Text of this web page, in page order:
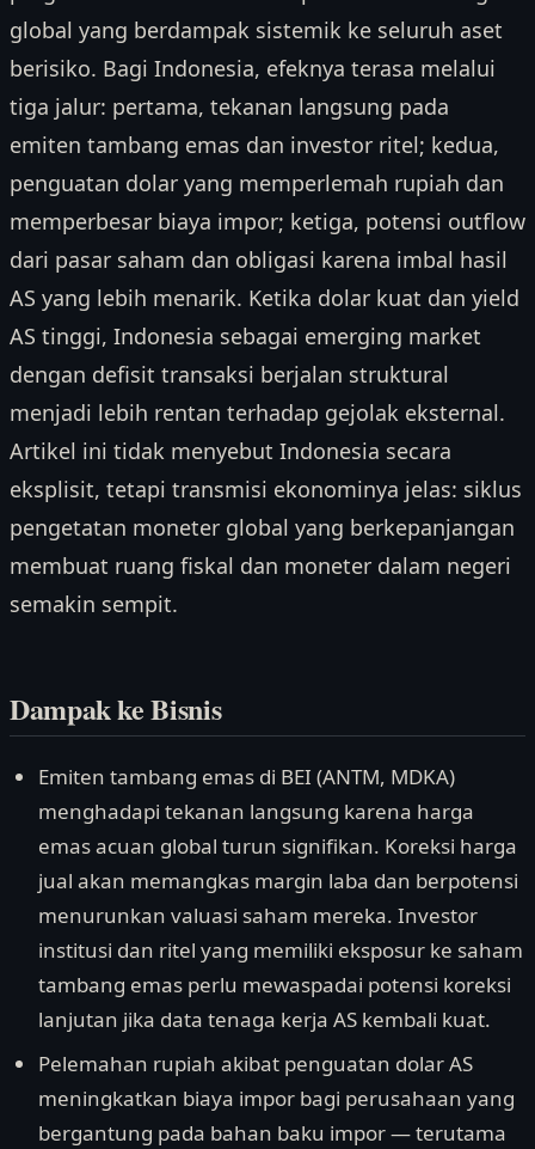
global yang berdampak sistemik ke seluruh aset
berisiko. Bagi Indonesia, efeknya terasa melalui
tiga jalur: pertama, tekanan langsung pada
emiten tambang emas dan investor ritel; kedua,
penguatan dolar yang memperlemah rupiah dan
memperbesar biaya impor; ketiga, potensi outflow
dari pasar saham dan obligasi karena imbal hasil
AS yang lebih menarik. Ketika dolar kuat dan yield
AS tinggi, Indonesia sebagai emerging market
dengan defisit transaksi berjalan struktural
menjadi lebih rentan terhadap gejolak eksternal.
Artikel ini tidak menyebut Indonesia secara
eksplisit, tetapi transmisi ekonominya jelas: siklus
pengetatan moneter global yang berkepanjangan
membuat ruang fiskal dan moneter dalam negeri
semakin sempit.
Dampak ke Bisnis
Emiten tambang emas di BEI (ANTM, MDKA)
menghadapi tekanan langsung karena harga
emas acuan global turun signifikan. Koreksi harga
jual akan memangkas margin laba dan berpotensi
menurunkan valuasi saham mereka. Investor
institusi dan ritel yang memiliki eksposur ke saham
tambang emas perlu mewaspadai potensi koreksi
lanjutan jika data tenaga kerja AS kembali kuat.
Pelemahan rupiah akibat penguatan dolar AS
meningkatkan biaya impor bagi perusahaan yang
bergantung pada bahan baku impor — terutama